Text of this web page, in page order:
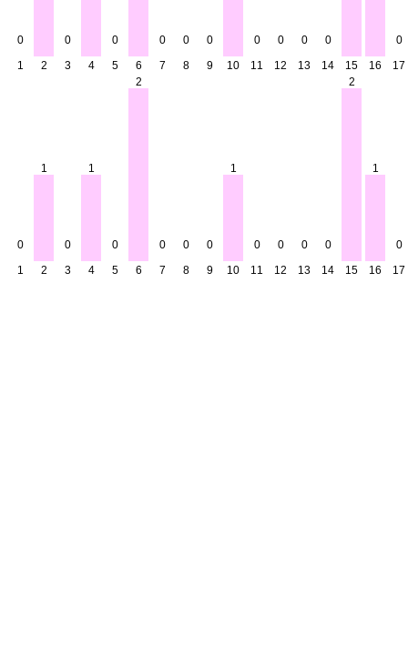
0
1
2
0
3
4
0
5
6
0
7
0
8
0
9
10
0
11
0
12
0
13
0
14
15 16
0
17
0
1
1
2
0
3
1
4
0
5
2
6
0
7
0
8
0
9
1
10
0
11
0
12
0
13
0
14
2
15
1
16
0
17